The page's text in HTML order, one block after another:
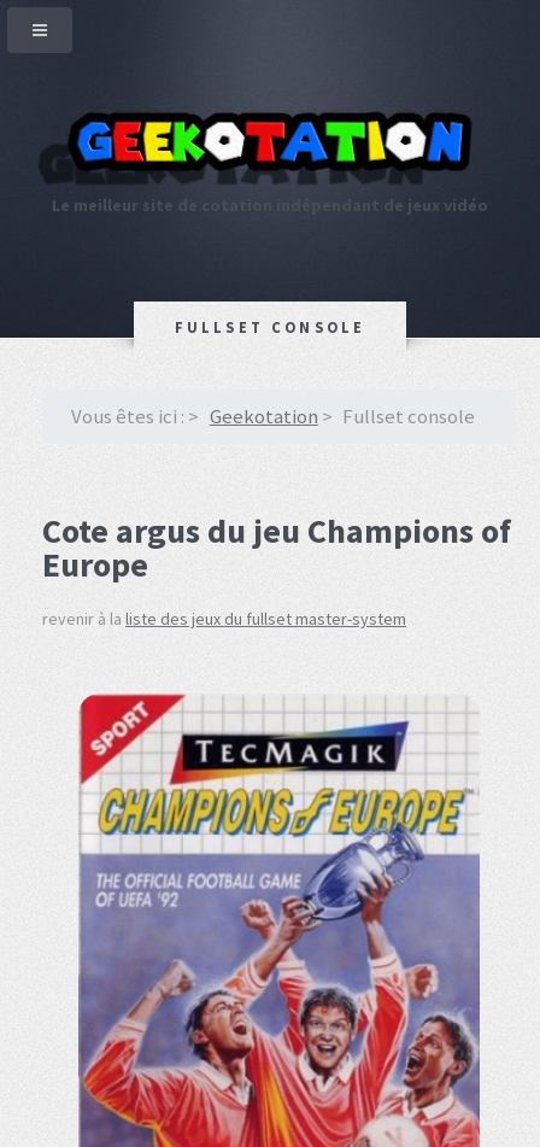
Le meilleur site de cotation indépendant de jeux vidéo
FULLSET CONSOLE
Vous êtes ici : Geekotation Fullset console
Cote argus du jeu Champions of
Europe
revenir à la liste des jeux du fullset master-system